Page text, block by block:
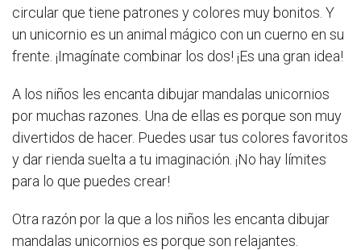
circular que tiene patrones y colores muy bonitos. Y
un unicornio es un animal mágico con un cuerno en su
frente. ¡Imagínate combinar los dos! ¡Es una gran idea!
A los niños les encanta dibujar mandalas unicornios
por muchas razones. Una de ellas es porque son muy
divertidos de hacer. Puedes usar tus colores favoritos
y dar rienda suelta a tu imaginación. ¡No hay límites
para lo que puedes crear!
Otra razón por la que a los niños les encanta dibujar
mandalas unicornios es porque son relajantes.